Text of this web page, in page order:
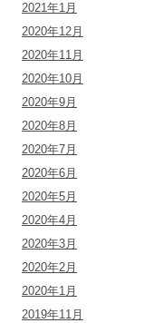
2021年1月
2020年12月
2020年11月
2020年10月
2020年9月
2020年8月
2020年7月
2020年6月
2020年5月
2020年4月
2020年3月
2020年2月
2020年1月
2019年11月